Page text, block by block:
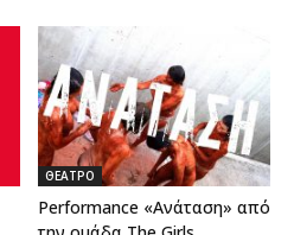
ΘΕΑΤΡΟ
Performance «Ανάταση» από